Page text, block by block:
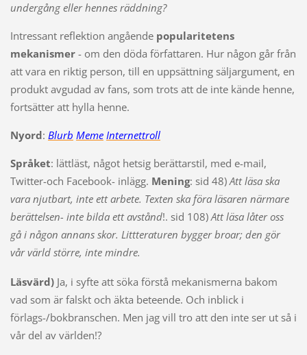
undergång eller hennes räddning?
Intressant reflektion angående popularitetens
mekanismer- om den döda författaren. Hur någon går från
att vara en riktig person, till en uppsättning säljargument, en
produkt avgudad av fans, som trots att de inte kände henne,
fortsätter att hylla henne.
Nyord: Blurb Meme Internettroll
Språket: lättläst, något hetsig berättarstil, med e-mail,
Twitter-och Facebook- inlägg. Mening: sid 48)Att läsa ska
vara njutbart, inte ett arbete. Texten ska föra läsaren närmare
berättelsen- inte bilda ett avstånd!. sid 108)Att läsa låter oss
gå i någon annans skor. Littteraturen bygger broar; den gör
vår värld större, inte mindre.
Läsvärd)Ja, i syfte att söka förstå mekanismerna bakom
vad som är falskt och äkta beteende. Och inblick i
förlags-/bokbranschen. Men jag vill tro att den inte ser ut så i
vår del av världen!?